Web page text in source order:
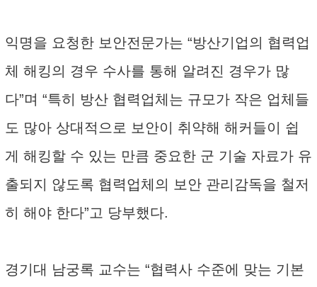
익명을 요청한 보안전문가는 “방산기업의 협력업
체 해킹의 경우 수사를 통해 알려진 경우가 많
다”며 “특히 방산 협력업체는 규모가 작은 업체들
도 많아 상대적으로 보안이 취약해 해커들이 쉽
게 해킹할 수 있는 만큼 중요한 군 기술 자료가 유
출되지 않도록 협력업체의 보안 관리감독을 철저
히 해야 한다”고 당부했다.
경기대 남궁록 교수는 “협력사 수준에 맞는 기본